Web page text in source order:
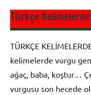
9. Sınıf
Dil ve
Anlatım
Sözcükte
Türkçe
TÜRKÇE
kelimelerde vurgu
ağaç, baba, koştur…
vurgusu son hecede